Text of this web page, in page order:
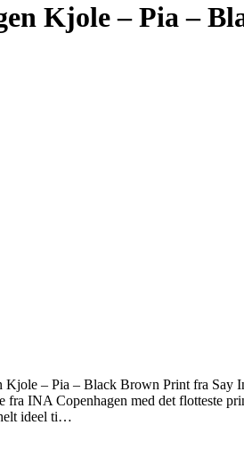
Kjole – Pia –
Kjole – Pia – Black Brown Print fra Say
INA Copenhagen med det flotteste
ideel ti…